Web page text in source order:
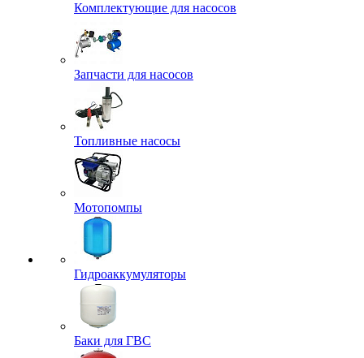
Комплектующие для насосов
Запчасти для насосов
Топливные насосы
Мотопомпы
Гидроаккумуляторы
Баки для ГВС